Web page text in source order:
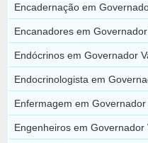
Encadernação em
Encanadores em
Endócrinos em Governador
Endocrinologista em
Enfermagem em
Engenheiros em Governador